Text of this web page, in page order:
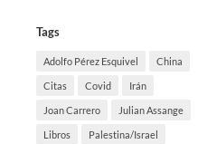
Tags
Adolfo Pérez Esquivel China
Citas Covid Irán
Joan Carrero Julian Assange
Libros Palestina/Israel